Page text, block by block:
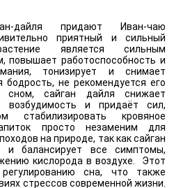
дайля придают Иван-чаю
приятный и сильный
является сильным
повышает работоспособность и
тонизирует и снимает
бодрость, не рекомендуется его
сном, сайган дайля снижает
возбудимость и придаёт сил,
стабилизировать кровяное
просто незаменим для
на природе, так как сайган
и балансирует все симптомы,
кислорода в воздухе. Этот
сна, что также
стрессов современной жизни.